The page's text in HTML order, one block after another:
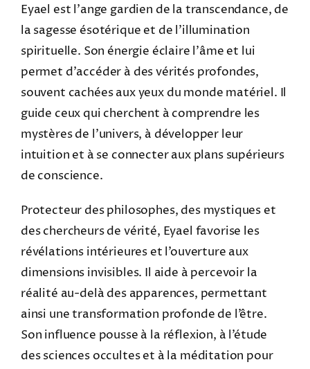
Eyael est l’ange gardien de la transcendance, de
la sagesse ésotérique et de l’illumination
spirituelle. Son énergie éclaire l’âme et lui
permet d’accéder à des vérités profondes,
souvent cachées aux yeux du monde matériel. Il
guide ceux qui cherchent à comprendre les
mystères de l’univers, à développer leur
intuition et à se connecter aux plans supérieurs
de conscience.
Protecteur des philosophes, des mystiques et
des chercheurs de vérité, Eyael favorise les
révélations intérieures et l’ouverture aux
dimensions invisibles. Il aide à percevoir la
réalité au-delà des apparences, permettant
ainsi une transformation profonde de l’être.
Son influence pousse à la réflexion, à l’étude
des sciences occultes et à la méditation pour